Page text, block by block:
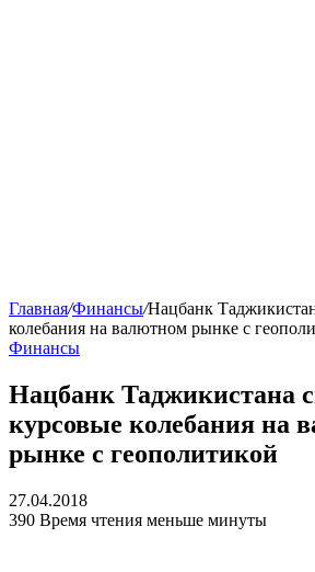
Главная/Финансы/Нацбанк
колебания на валютном рынке с
Финансы
Нацбанк Таджикистана
курсовые колебания на
рынке с геополитикой
27.04.2018
390 Время чтения меньше минуты